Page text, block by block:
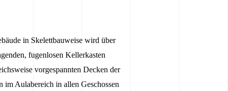
in Skelettbauweise wird über
fugenlosen Kellerkasten
vorgespannten Decken der
im Aulabereich in allen Geschossen